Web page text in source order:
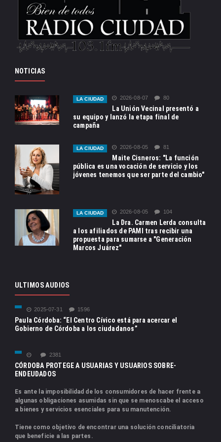
NOTICIAS
LA CIUDAD 2026-08-07 80
La Unión Vecinal presentó a
su equipo y lanzó la etapa final de
campaña
LA CIUDAD 2026-08-05 81
Maite Cisneros: "La función
pública es una vocación de servicio y los
jóvenes tenemos que ser parte del cambio"
LA CIUDAD 2026-08-05 104
La Dra. Carmen Lerda consulta
a los afiliados de PAMI tras recibir una
propuesta para sumarse a "Generación
Marcos Juárez"
ULTIMOS AUDIOS
2025-07-31 1596
Paula Córdoba: “El Centro Cívico está para acercar el
Gobierno de Córdoba a los ciudadanos”
2381
CÓRDOBA PROTEGE A USUARIAS Y USUARIOS SOBRE-
ENDEUDADOS
Es ante la imposibilidad de los consumidores de hacer frente a
algunas obligaciones asumidas sin que se menoscabe el acceso
a bienes y servicios esenciales para su manutención.
Tiene como objetivo de encontrar una solución conciliatoria
que beneficie a las partes.